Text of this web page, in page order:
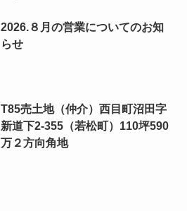
2026.８月の営業についてのお知
らせ
T85売土地（仲介）西目町沼田字
新道下2-355（若松町）110坪590
万２方向角地